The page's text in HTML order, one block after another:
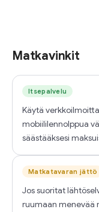
Matkavinkit
Itsepalvelu
Käytä
mobiililennolppua
säästääksesi
Matkatavaran jättö
Jos suoritat
ruumaan menevää